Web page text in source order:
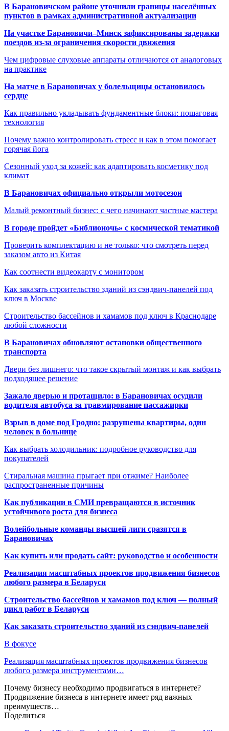
В Барановичском районе уточнили границы населённых
пунктов в рамках административной актуализации
На участке Барановичи–Минск зафиксированы задержки
поездов из-за ограничения скорости движения
Чем цифровые слуховые аппараты отличаются от аналоговых
на практике
На матче в Барановичах у болельщицы остановилось
сердце
Как правильно укладывать фундаментные блоки: пошаговая
технология
Почему важно контролировать стресс и как в этом помогает
горячая йога
Сезонный уход за кожей: как адаптировать косметику под
климат
В Барановичах официально открыли мотосезон
Малый ремонтный бизнес: с чего начинают частные мастера
В городе пройдет «Библионочь» с космической тематикой
Проверить комплектацию и не только: что смотреть перед
заказом авто из Китая
Как соотнести видеокарту с монитором
Как заказать строительство зданий из сэндвич-панелей под
ключ в Москве
Строительство бассейнов и хамамов под ключ в Краснодаре
любой сложности
В Барановичах обновляют остановки общественного
транспорта
Двери без лишнего: что такое скрытый монтаж и как выбрать
подходящее решение
Зажало дверью и протащило: в Барановичах осудили
водителя автобуса за травмирование пассажирки
Взрыв в доме под Гродно: разрушены квартиры, один
человек в больнице
Как выбрать холодильник: подробное руководство для
покупателей
Стиральная машина прыгает при отжиме? Наиболее
распространенные причины
Как публикации в СМИ превращаются в источник
устойчивого роста для бизнеса
Волейбольные команды высшей лиги сразятся в
Барановичах
Как купить или продать сайт: руководство и особенности
Реализация масштабных проектов продвижения бизнесов
любого размера в Беларуси
Строительство бассейнов и хамамов под ключ — полный
цикл работ в Беларуси
Как заказать строительство зданий из сэндвич-панелей
В фокусе
Реализация масштабных проектов продвижения бизнесов
любого размера инструментами…
Почему бизнесу необходимо продвигаться в интернете?
Продвижение бизнеса в интернете имеет ряд важных
преимуществ…
Поделиться